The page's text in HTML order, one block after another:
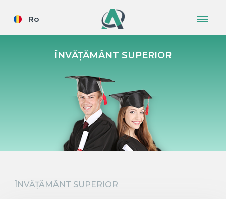
Ro
ÎNVĂȚĂMÂNT SUPERIOR
ÎNVĂȚĂMÂNT SUPERIOR